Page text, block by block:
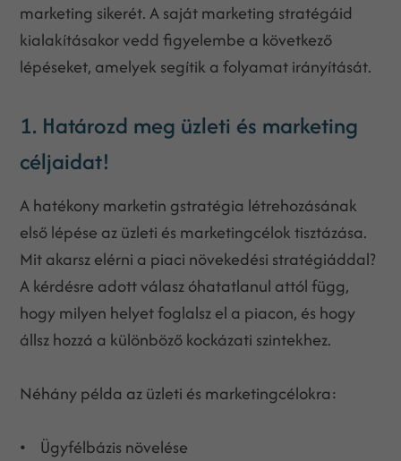
marketing sikerét. A saját marketing stratégáid
kialakításakor vedd figyelembe a következő
lépéseket, amelyek segítik a folyamat irányítását.
1. Határozd meg üzleti és marketing
céljaidat!
A hatékony marketin gstratégia létrehozásának
első lépése az üzleti és marketingcélok tisztázása.
Mit akarsz elérni a piaci növekedési stratégiáddal?
A kérdésre adott válasz óhatatlanul attól függ,
hogy milyen helyet foglalsz el a piacon, és hogy
állsz hozzá a különböző kockázati szintekhez.
Néhány példa az üzleti és marketingcélokra:
• Ügyfélbázis növelése